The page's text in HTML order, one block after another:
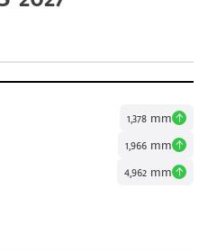
1,378 mm
1,966 mm
4,962 mm